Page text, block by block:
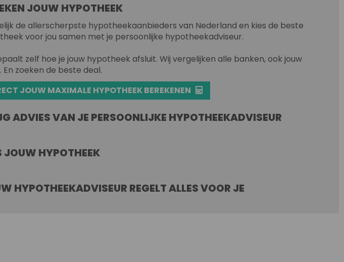
JOUW HYPOTHEEK
de allerscherpste hypotheekaanbieders van Nederland en kies de beste
voor jou samen met je persoonlijke hypotheekadviseur.
zelf hoe je jouw hypotheek afsluit. Wij vergelijken alle banken, ook jouw
En zoeken de beste deal.
JOUW MAXIMALE HYPOTHEEK BEREKENEN
ADVIES VAN JE PERSOONLIJKE HYPOTHEEKADVISEUR
JOUW HYPOTHEEK
HYPOTHEEKADVISEUR REGELT ALLES VOOR JE